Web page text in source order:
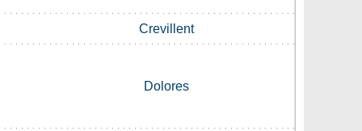
Crevillent
Dolores